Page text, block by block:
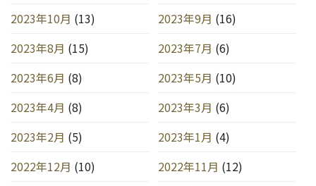
2023年10月 (13) 2023年9月 (16)
2023年8月 (15) 2023年7月 (6)
2023年6月 (8) 2023年5月 (10)
2023年4月 (8) 2023年3月 (6)
2023年2月 (5) 2023年1月 (4)
2022年12月 (10) 2022年11月 (12)